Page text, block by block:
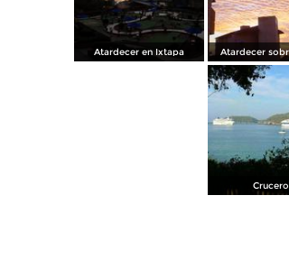
Atardecer en Ixtapa Atardecer